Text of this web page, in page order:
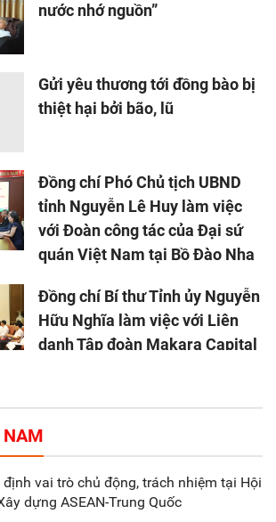
nước nhớ nguồn”
Gửi yêu thương tới đồng bào bị
thiệt hại bởi bão, lũ
Đồng chí Phó Chủ tịch UBND
tỉnh Nguyễn Lê Huy làm việc
với Đoàn công tác của Đại sứ
quán Việt Nam tại Bồ Đào Nha
Đồng chí Bí thư Tỉnh ủy Nguyễn
Hữu Nghĩa làm việc với Liên
danh Tập đoàn Makara Capital
Tổng thu ngân sách nhà nước 9
tháng đầu năm 2025 đạt trên
70.600 tỷ đồng
Xã Nam Đông Hưng: Gặp mặt,
NAM
vai trò chủ động, trách nhiệm tại Hội
dựng ASEAN-Trung Quốc